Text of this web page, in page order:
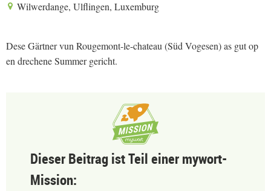
Wilwerdange, Ulflingen, Luxemburg
Dese Gärtner vun Rougemont-le-chateau (Süd Vogesen) as gut op
en drechene Summer gericht.
Dieser Beitrag ist Teil einer mywort-
Mission: